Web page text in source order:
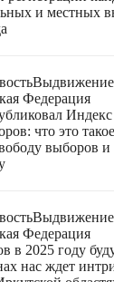
и местных
Федерация
что это
выборов и
Федерация
в 2025 году
нас ждет